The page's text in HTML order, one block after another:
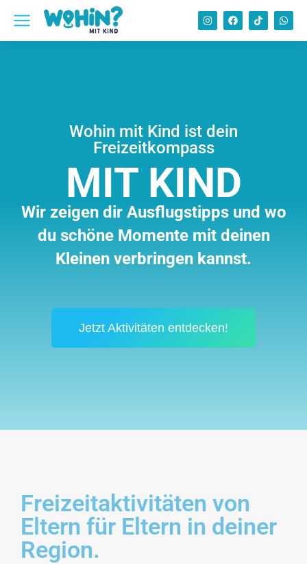
Wohin mit Kind ist dein
Freizeitkompass
MIT KIND
Wir zeigen dir Ausflugstipps und wo
du schöne Momente mit deinen
Kleinen verbringen kannst.
Jetzt Aktivitäten entdecken!
Freizeitaktivitäten von
Eltern für Eltern in deiner
Region.